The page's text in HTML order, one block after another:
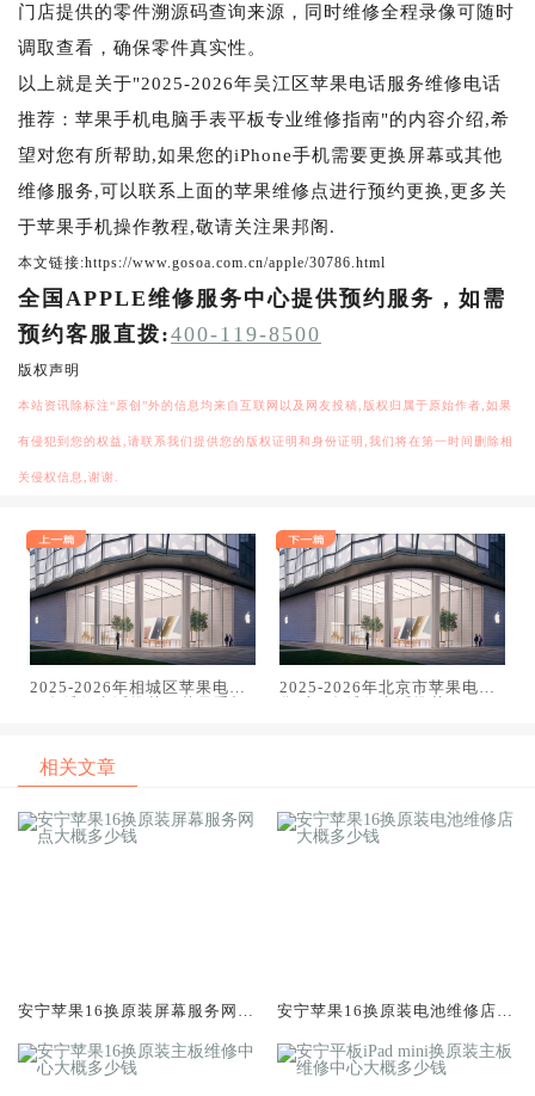
门店提供的零件溯源码查询来源，同时维修全程录像可随时
调取查看，确保零件真实性。
以上就是关于"2025-2026年吴江区苹果电话服务维修电话
推荐：苹果手机电脑手表平板专业维修指南"的内容介绍,希
望对您有所帮助,如果您的iPhone手机需要更换屏幕或其他
维修服务,可以联系上面的苹果维修点进行预约更换,更多关
于苹果手机操作教程,敬请关注果邦阁.
本文链接:https://www.gosoa.com.cn/apple/30786.html
全国APPLE维修服务中心提供预约服务，如需
预约客服直拨:400-119-8500
版权声明
本站资讯除标注“原创”外的信息均来自互联网以及网友投稿,版权归属于原始作者,如果
有侵犯到您的权益,请联系我们提供您的版权证明和身份证明,我们将在第一时间删除相
关侵权信息,谢谢.
2025-2026年相城区苹果电话
2025-2026年北京市苹果电脑
相关文章
安宁苹果16换原装屏幕服务网点
安宁苹果16换原装电池维修店大